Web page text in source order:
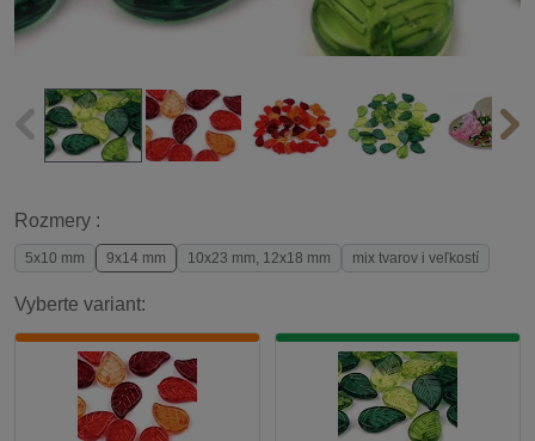
Rozmery :
5x10 mm 9x14 mm 10x23 mm, 12x18 mm mix tvarov i veľkostí
Vyberte variant: